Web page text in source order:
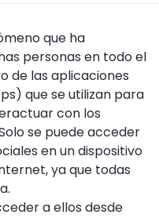
que ha
personas en todo el
de las aplicaciones
que se utilizan para
con los
se puede acceder
en un dispositivo
ya que todas
a ellos desde